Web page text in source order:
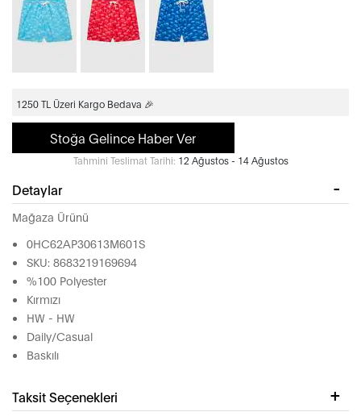
1250 TL Üzeri Kargo Bedava 🎉
Stoğa Gelince Haber Ver
Tahmini Teslimat Tarihi: 12 Ağustos - 14 Ağustos
Detaylar
Mağaza Ürünü
0HC62AP30613M601S
SKU: 8683219169694
%100 Polyester
Kırmızı
HW - HW
Daily/Casual
Baskılı
Taksit Seçenekleri